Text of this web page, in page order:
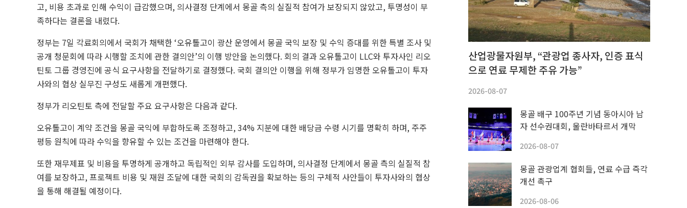
고, 비용 초과로 인해 수익이 급감했으며, 의사결정 단계에서 몽골 측의 실질적 참여가 보장되지 않았고, 투명성이 부
족하다는 결론을 내렸다.
정부는 7일 각료회의에서 국회가 채택한 ‘오유톨고이 광산 운영에서 몽골 국익 보장 및 수익 증대를 위한 특별 조사 및
공개 청문회에 따라 시행할 조치에 관한 결의안’의 이행 방안을 논의했다. 회의 결과 오유톨고이 LLC와 투자사인 리오
틴토 그룹 경영진에 공식 요구사항을 전달하기로 결정했다. 국회 결의안 이행을 위해 정부가 임명한 오유톨고이 투자
사와의 협상 실무진 구성도 새롭게 개편했다.
정부가 리오틴토 측에 전달할 주요 요구사항은 다음과 같다.
오유톨고이 계약 조건을 몽골 국익에 부합하도록 조정하고, 34% 지분에 대한 배당금 수령 시기를 명확히 하며, 주주
평등 원칙에 따라 수익을 향유할 수 있는 조건을 마련해야 한다.
또한 재무제표 및 비용을 투명하게 공개하고 독립적인 외부 감사를 도입하며, 의사결정 단계에서 몽골 측의 실질적 참
여를 보장하고, 프로젝트 비용 및 재원 조달에 대한 국회의 감독권을 확보하는 등의 구체적 사안들이 투자사와의 협상
을 통해 해결될 예정이다.
산업광물자원부, “관광업 종사자, 인증 표식
으로 연료 무제한 주유 가능”
2026-08-07
몽골 배구 100주년 기념 동아시아 남
자 선수권대회, 울란바타르서 개막
2026-08-07
몽골 관광업계 협회들, 연료 수급 즉각
개선 촉구
2026-08-06